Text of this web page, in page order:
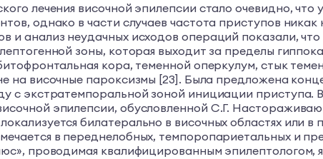
лечения височной эпилепсии стало очевидно,
однако в части случаев частота приступов
и анализ неудачных исходов операций показали,
зоны, которая выходит за пределы
кора, теменной оперкулум, стык
на височные пароксизмы [23]. Была предложена
с экстратемпоральной зоной инициации
эпилепсии, обусловленной С.Г.
билатерально в височных областях или
в переднелобных, темпоропариетальных и
проводимая квалифицированным эпилептологом,